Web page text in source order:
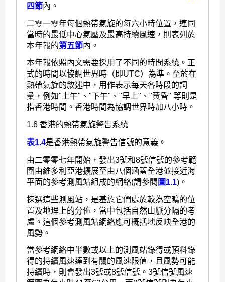
四節內。
二零一零年每個熱帶氣旋的每六小時位置，連同
當時的最低中心氣壓及最高持續風速，則表列於
本年報的第五節內。
本年報依照內文需要採用了不同的時間系統。正
式的時間以協調世界時（即UTC）為準。至於在
熱帶氣旋的敘述中，用作表示每天各時段的詞
彙，例如"上午"、"下午"、"早上"、"黃昏" 等則是
指香港時間。香港時間為協調世界時加八小時。
1.6 香港的熱帶氣旋警告系統
表1.4是香港熱帶氣旋警告信號的意義。
由二零零七年開始，發出3號和8號信號的參考範
圍由維多利亞港擴展至由八個涵蓋全港並接近海
平面的參考測風站組成的網絡(請參閱 圖1.1)。
揀選這些測風站，是基於它們處於較為空曠的位
置及地理上的分佈，當中包括自然山脈分隔的考
慮。這個參考測風站網絡應可概括地反映全港的
風勢。
當參考網絡中半數或以上的測風站錄得或預料錄
得的持續風速達到有關的風速限值，且風勢可能
持續時，則會發出3號或8號信號。3號信號風速